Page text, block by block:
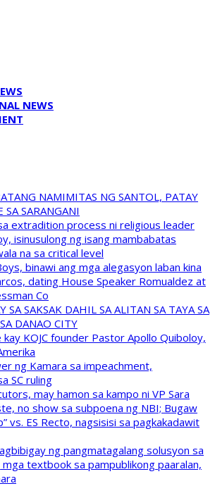
NEWS
NAMIMITAS NG SANTOL, PATAY
SA SARANGANI
extradition process ni religious leader
isinusulong ng isang mambabatas
na sa critical level
binawi ang mga alegasyon laban kina
dating House Speaker Romualdez at
Co
SA SAKSAK DAHIL SA ALITAN SA TAYA SA
DANAO CITY
KOJC founder Pastor Apollo Quiboloy,
ng Kamara sa impeachment,
SC ruling
may hamon sa kampo ni VP Sara
no show sa subpoena ng NBI; Bugaw
vs. ES Recto, nagsisisi sa pagkakadawit
ng pangmatagalang solusyon sa
mga textbook sa pampublikong paaralan,